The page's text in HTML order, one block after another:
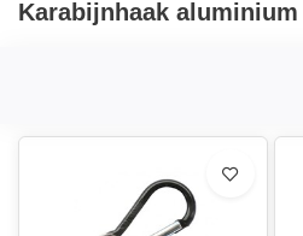
Karabijnhaak aluminium